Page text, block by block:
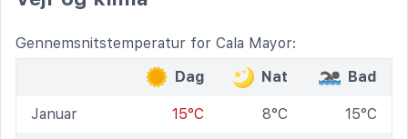
Gennemsnitstemperatur for Cala Mayor:
Dag
Nat Bad
Januar 15°C 8°C 15°C